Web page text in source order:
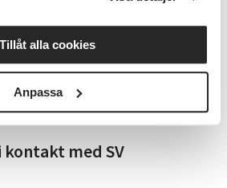
Tillåt alla cookies
Anpassa
och svenskt hantverk.
micro och ugn att värma mat i
ligger på plan två, ingen hiss.
med SV